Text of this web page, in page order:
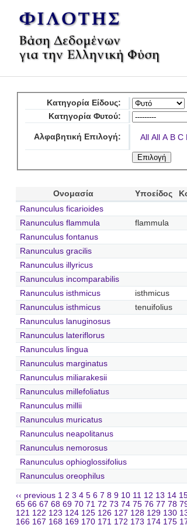
Κατηγορία Είδους:
Κατηγορία Φυτού:
Αλφαβητική Επιλογή: All All A B C
Ονομασία Υποείδος
Ranunculus ficarioides
Ranunculus flammula
flammula
Ranunculus fontanus
Ranunculus gracilis
Ranunculus illyricus
Ranunculus incomparabilis
Ranunculus isthmicus
isthmicus
Ranunculus isthmicus
tenuifolius
Ranunculus lanuginosus
Ranunculus lateriflorus
Ranunculus lingua
Ranunculus marginatus
Ranunculus miliarakesii
Ranunculus millefoliatus
Ranunculus millii
Ranunculus muricatus
Ranunculus neapolitanus
Ranunculus nemorosus
Ranunculus ophioglossifolius
Ranunculus oreophilus
‹‹ previous 1 2 3 4 5 6 7 8 9 10 11 12 13 14
65 66 67 68 69 70 71 72 73 74 75 76 77 78
121 122 123 124 125 126 127 128 129 130
166 167 168 169 170 171 172 173 174 175